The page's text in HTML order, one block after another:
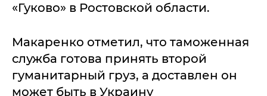
«Гуково» в Ростовской области.
Макаренко отметил, что таможенная
служба готова принять второй
гуманитарный груз, а доставлен он
может быть в Украину